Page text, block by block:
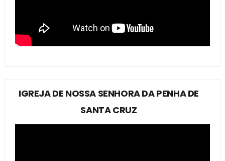
IGREJA DE NOSSA SENHORA DA PENHA DE
SANTA CRUZ